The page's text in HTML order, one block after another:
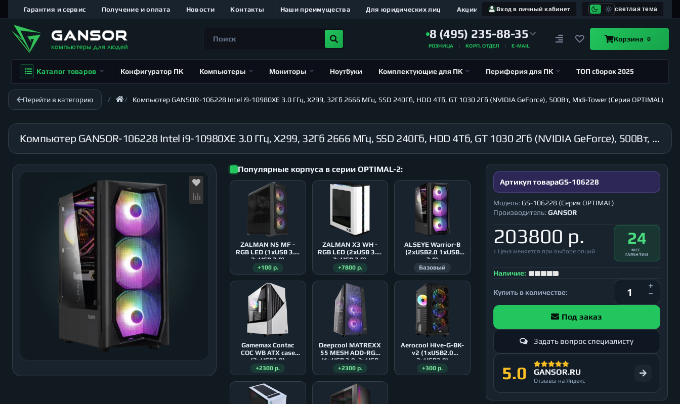
Вход в личный кабинет светлая тема
Гарантия и сервис Получение и оплата Новости Контакты Наши преимущества Для юридических лиц Акции
8 (495) 235-88-35
РОЗНИЦА КОРП. ОТДЕЛ E-MAIL
Корзина 0
Каталог товаров Конфигуратор ПК Компьютеры Мониторы Ноутбуки Комплектующие для ПК Периферия для ПК ТОП сборок 2025
Перейти в категорию Компьютер GANSOR-106228 Intel i9-10980XE 3.0 ГГц, X299, 32Гб 2666 МГц, SSD 240Гб, HDD 4Тб, GT 1030 2Гб (NVIDIA GeForce), 500Вт, Midi-Tower (Серия OPTIMAL)
Компьютер GANSOR-106228 Intel i9-10980XE 3.0 ГГц, X299, 32Гб 2666 МГц, SSD 240Гб, HDD 4Тб, GT 1030 2Гб (NVIDIA GeForce), 500Вт, Midi-Tower (Серия OPTIMAL)
Популярные корпуса в серии OPTIMAL-2:
ZALMAN N5 MF -
RGB LED (1xUSB 3.0,
2xUSB 2.0)
+100 р.
ZALMAN X3 WH -
RGB LED (2xUSB 3.0,
2xUSB 2.0)
+7800 р.
ALSEYE Warrior-B
(2xUSB2.0 1xUSB
3.0)
Базовый
Gamemax Contac
COC WB ATX case
(2xUSB3.0)
+2300 р.
Deepcool MATREXX
55 MESH ADD-RGB
(1xUSB 3.0, 2xUSB
2.0)
+2300 р.
Aerocool Hive-G-BK-
v2 (1xUSB2.0
2xUSB3.0)
+300 р.
Артикул товараGS-106228
Модель: GS-106228 (Серия OPTIMAL)
Производитель: GANSOR
203800 р.
↕ Цена меняется при выборе опций
24
МЕС.
ГАРАНТИИ
Наличие:
Купить в количестве:
Под заказ
Задать вопрос специалисту
5.0 GANSOR.RU
Отзывы на Яндекс